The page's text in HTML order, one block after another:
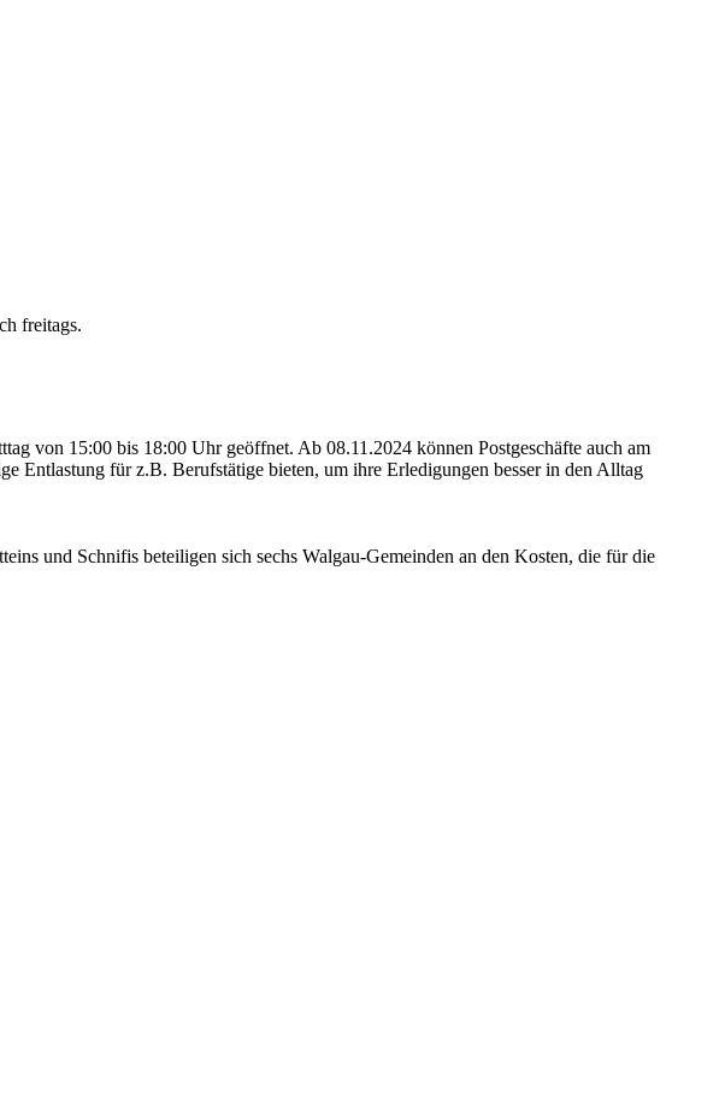
freitags.
von 15:00 bis 18:00 Uhr geöffnet. Ab 08.11.2024 können Postgeschäfte auch am
Entlastung für z.B. Berufstätige bieten, um ihre Erledigungen besser in den Alltag
und Schnifis beteiligen sich sechs Walgau-Gemeinden an den Kosten, die für die